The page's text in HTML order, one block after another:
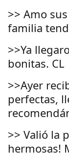
>> Amo
familia
>>Ya
bonitas. CL
>>Ayer
perfectas,
>> Valió la
hermosas!